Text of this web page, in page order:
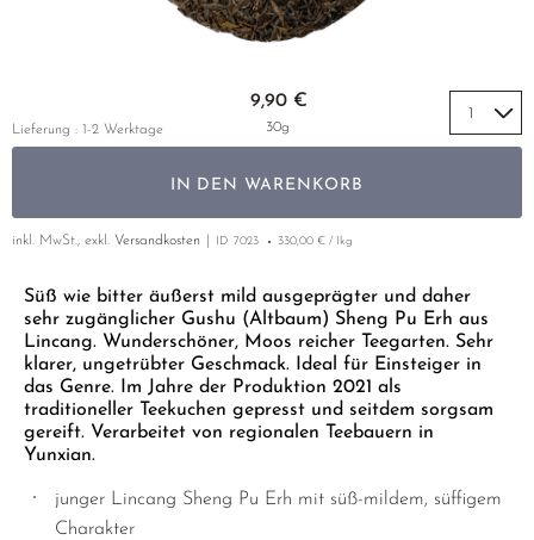
EMPFEHLUNGEN
GELBER TEE
SETS & GIFTS
PHOENIX DANCONG
ZHANGPING SHUI XIAN
JAPAN
THAILAND
EMPFEHLUNGEN
SETS & GIFTS
TÜRKEI
EMPFEHLUNGEN
SETS & GIFTS
NACH SORTE
SELTENE INCENCES
Süß wie bitter äußerst mild ausgeprägter und daher
sehr zugänglicher Gushu (Altbaum) Sheng Pu Erh aus
Lincang. Wunderschöner, Moos reicher Teegarten. Sehr
klarer, ungetrübter Geschmack. Ideal für Einsteiger in
das Genre. Im Jahre der Produktion 2021 als
traditioneller Teekuchen gepresst und seitdem sorgsam
gereift. Verarbeitet von regionalen Teebauern in
Yunxian.
junger Lincang Sheng Pu Erh mit süß-mildem, süffigem
Charakter
9,90 €
30g
IN DEN WARENKORB
Lieferung : 1-2 Werktage
inkl. MwSt., exkl. Versandkosten ID 7023 330,00 € / 1kg